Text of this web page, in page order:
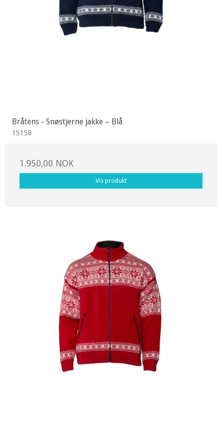
Bråtens - Snøstjerne jakke – Blå
15158
1.950,00 NOK
Vis produkt